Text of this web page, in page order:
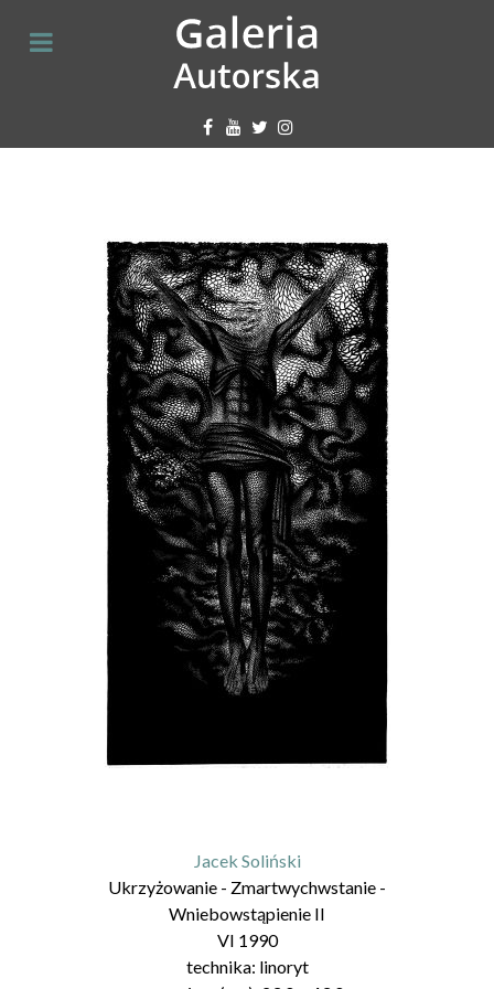
Jacek Soliński
Ukrzyżowanie - Zmartwychwstanie -
Wniebowstąpienie II
VI 1990
technika: linoryt